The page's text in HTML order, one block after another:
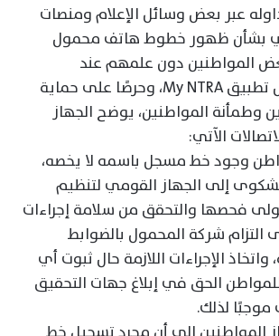
عبر بعض وسائل الإعلام ومنصات
بشأن ظهور خطوط هاتف محمول
المواطنين دون علمهم عند
الاستعلام من خلال تطبيق My NTRA، وحرصًا على حماية
وطمأنة المواطنين، يوضح الجهاز
الآتي:
وجود خط مسجل باسمه لا يخصه،
إلى الجهاز القومي لتنظيم
فحصها والتحقق من سلامة إجراءات
شركة المحمول بالضوابط
واتخاذ الإجراءات اللازمة حال ثبوت أي
الحق في إبلاغ جهات التحقيق
لذلك.